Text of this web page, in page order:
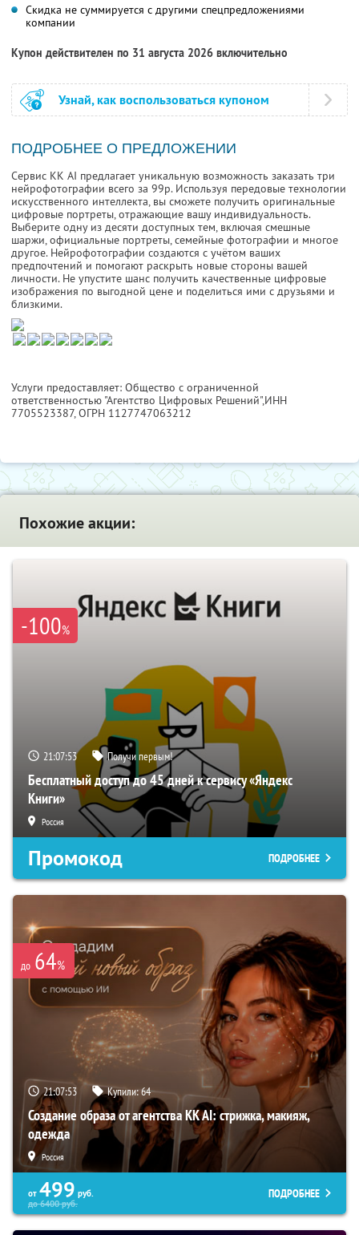
Скидка не суммируется с другими спецпредложениями
компании
Купон действителен по 31 августа 2026 включительно
Узнай, как воспользоваться купоном
ПОДРОБНЕЕ О ПРЕДЛОЖЕНИИ
Сервис KK AI предлагает уникальную возможность заказать три
нейрофотографии всего за 99р. Используя передовые технологии
искусственного интеллекта, вы сможете получить оригинальные
цифровые портреты, отражающие вашу индивидуальность.
Выберите одну из десяти доступных тем, включая смешные
шаржи, официальные портреты, семейные фотографии и многое
другое. Нейрофотографии создаются с учётом ваших
предпочтений и помогают раскрыть новые стороны вашей
личности. Не упустите шанс получить качественные цифровые
изображения по выгодной цене и поделиться ими с друзьями и
близкими.
Услуги предоставляет: Общество с ограниченной
ответственностью "Агентство Цифровых Решений",ИНН
7705523387, ОГРН 1127747063212
Похожие акции:
-100%
21:07:52 Получи первым!
Бесплатный доступ до 45 дней к сервису «Яндекс
Книги»
Россия
Промокод ПОДРОБНЕЕ
до 64%
21:07:52 Купили:64
Создание образа от агентства KK AI: стрижка, макияж,
одежда
Россия
от 499 руб.
до6400руб.
ПОДРОБНЕЕ